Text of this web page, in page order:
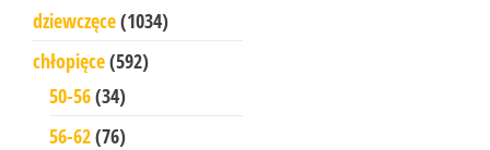
dziewczęce(1034)
chłopięce(592)
50-56(34)
56-62(76)